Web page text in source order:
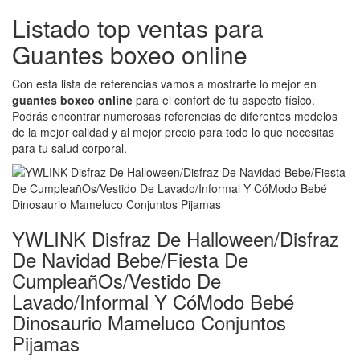
Listado top ventas para
Guantes boxeo online
Con esta lista de referencias vamos a mostrarte lo mejor en
guantes boxeo online para el confort de tu aspecto físico.
Podrás encontrar numerosas referencias de diferentes modelos
de la mejor calidad y al mejor precio para todo lo que necesitas
para tu salud corporal.
YWLINK Disfraz De Halloween/Disfraz
De Navidad Bebe/Fiesta De
CumpleañOs/Vestido De
Lavado/Informal Y CóModo Bebé
Dinosaurio Mameluco Conjuntos
Pijamas